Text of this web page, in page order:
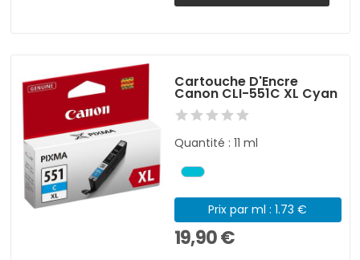
Cartouche D'Encre
Canon CLI-551C XL Cyan
Quantité : 11 ml
Prix par ml : 1.73 €
19,90 €